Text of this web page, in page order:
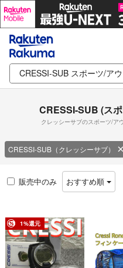
CRESSI-SUB (ス
クレッシーサブのスポーツ/ア
CRESSI-SUB（クレッシーサブ）
販売中のみ おすすめ順
1%還元